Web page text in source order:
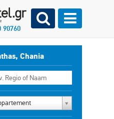
90760
Chania